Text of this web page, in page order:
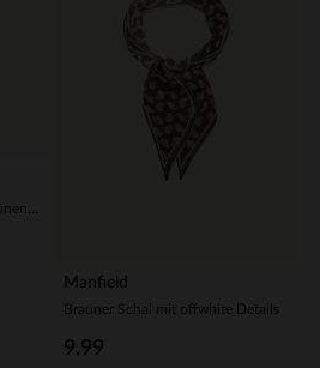
Manfield
Brauner Schal mit offwhite Details
9.99